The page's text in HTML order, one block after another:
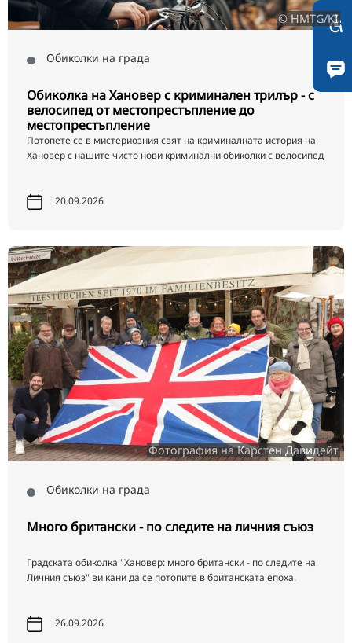
© HMTG/KI
Обиколки на града
Обиколка на Хановер с криминален трилър - с
велосипед от местопрестъпление до
местопрестъпление
Потопете се в мистериозния свят на криминалната история на
Хановер с нашите чисто нови криминални обиколки с велосипед
20.09.2026
Фотография на Карстен Давидейт
Обиколки на града
Много британски - по следите на личния съюз
Градската обиколка "Хановер: много британски - по следите на
Личния съюз" ви кани да се потопите в британската епоха.
26.09.2026